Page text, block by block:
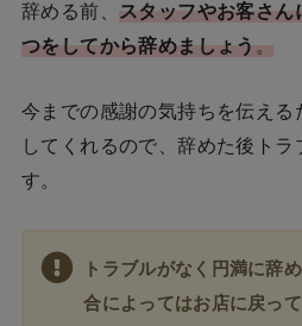
辞める前、
スタッフやお客さ
つをしてから辞めましょう 。
今までの感謝の気持ちを伝える
してくれるので、辞めた後トラ
す。
トラブルがなく円満に辞
合によってはお店に戻っ